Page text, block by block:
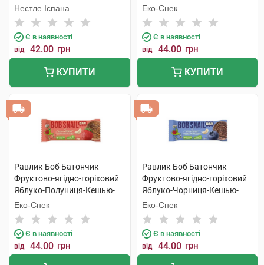
Нестле Іспана
Є в наявності
від 42.00 грн
КУПИТИ
Криспи Кіноа 35 г 1 шт
Еко-Снек
Є в наявності
від 44.00 грн
КУПИТИ
Равлик Боб Батончик
Фруктово-ягідно-горіховий
Яблуко-Полуниця-Кешью-
Криспи Кіноа 35 г 1 шт
Еко-Снек
Є в наявності
від 44.00 грн
Равлик Боб Батончик
Фруктово-ягідно-горіховий
Яблуко-Чорниця-Кешью-
Криспи Кіноа 35 г 1 шт
Еко-Снек
Є в наявності
від 44.00 грн